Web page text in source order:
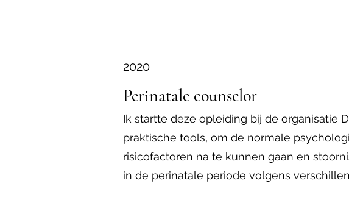
2020
Perinatale counselor
Ik startte deze opleiding bij de organisatie
praktische tools, om de normale
risicofactoren na te kunnen gaan en
in de perinatale periode volgens